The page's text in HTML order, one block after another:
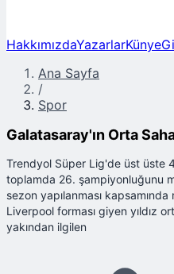
HakkımızdaYazarlarKünye
Ana Sayfa
/
Spor
Galatasaray'ın Orta
Trendyol Süper Lig'de üst üste
toplamda 26. şampiyonluğunu
sezon yapılanması
Liverpool forması giyen yıldız
yakından ilgilen